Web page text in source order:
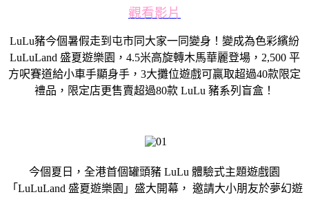
觀看影片
LuLu豬今個暑假走到屯市同大家一同變身！變成為色彩繽紛
LuLuLand 盛夏遊樂園，4.5米高旋轉木馬華麗登場，2,500 平
方呎賽道給小車手顯身手，3大攤位遊戲可贏取超過40款限定
禮品，限定店更售賣超過80款 LuLu 豬系列盲盒！
今個夏日，全港首個罐頭豬 LuLu 體驗式主題遊戲園
「LuLuLand 盛夏遊樂園」盛大開幕， 邀請大小朋友於夢幻遊